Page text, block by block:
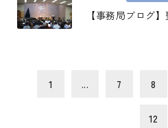
【事務局ブログ
1 ... 7 8
12